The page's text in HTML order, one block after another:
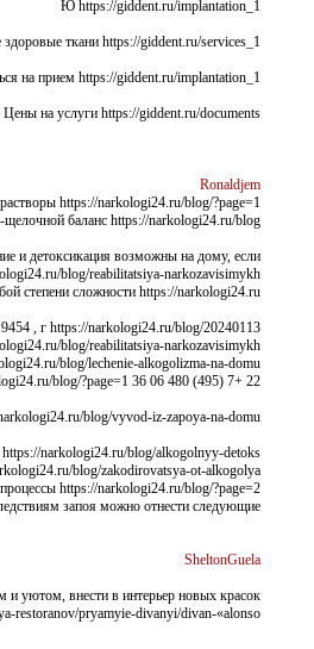
Ю https://giddent.ru/implantation_1
ткани https://giddent.ru/services_1
на прием https://giddent.ru/implantation_1
на услуги https://giddent.ru/documents
Ronaldjem
https://narkologi24.ru/blog/?page=1
баланс https://narkologi24.ru/blog/
и детоксикация возможны на дому, если:
blog/reabilitatsiya-narkozavisimykh/
степени сложности https://narkologi24.ru/
, г https://narkologi24.ru/blog/20240113/
blog/reabilitatsiya-narkozavisimykh/
blog/lechenie-alkogolizma-na-domu/
22 +7 (495) 480 06 36 https://narkologi24.ru/blog/?page=1
blog/vyvod-iz-zapoya-na-domu/
narkologi24.ru/blog/alkogolnyy-detoks/
blog/zakodirovatsya-ot-alkogolya/
https://narkologi24.ru/blog/?page=2
запоя можно отнести следующие:
SheltonGuela
уютом, внести в интерьер новых красок
restoranov/pryamyie-divanyi/divan-«alonso»/